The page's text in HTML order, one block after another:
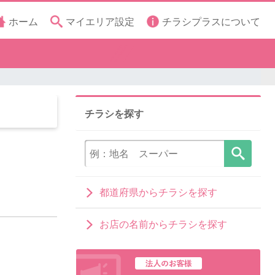
ホーム マイエリア設定 チラシプラスについて
チラシを探す
都道府県からチラシを探す
お店の名前からチラシを探す